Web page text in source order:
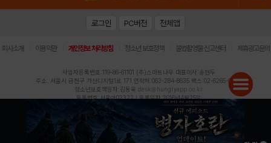
로그인 PC버전 전체앱
회사소개 이용약관 개인정보 처리방침 청소년 보호정책 불법촬영물 신고센터 제휴광고문의
사업자등록번호:119-86-61101 (주)스마트나우 대표이사:송현두
주소: 서울시 금천구 가산디지털1로 171 연락처:063-284-8635 팩스:02-6265-0377
청소년보호책임자:김동욱 desk@hungryapp.co.kr
등록번호:서울아02322 | 등록일자:2016년4월25일
발행인:(주)스마트나우 송현두 | 편집인:김동욱
헝그리앱의 콘텐츠 및 기사는 저작권법의 보호를 받으므로, 무단 전재, 복사, 배포 등을 금합니다.
Copyright (c) HungryApp All Rights Reserved.